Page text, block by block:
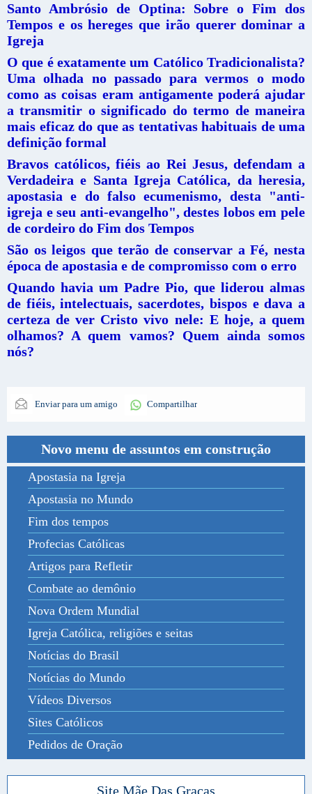
Santo Ambrósio de Optina: Sobre o Fim dos
Tempos e os hereges que irão querer dominar a
Igreja
O que é exatamente um Católico Tradicionalista?
Uma olhada no passado para vermos o modo
como as coisas eram antigamente poderá ajudar
a transmitir o significado do termo de maneira
mais eficaz do que as tentativas habituais de uma
definição formal
Bravos católicos, fiéis ao Rei Jesus, defendam a
Verdadeira e Santa Igreja Católica, da heresia,
apostasia e do falso ecumenismo, desta "anti-
igreja e seu anti-evangelho", destes lobos em pele
de cordeiro do Fim dos Tempos
São os leigos que terão de conservar a Fé, nesta
época de apostasia e de compromisso com o erro
Quando havia um Padre Pio, que liderou almas
de fiéis, intelectuais, sacerdotes, bispos e dava a
certeza de ver Cristo vivo nele: E hoje, a quem
olhamos? A quem vamos? Quem ainda somos
nós?
Enviar para um amigo Compartilhar
Novo menu de assuntos em construção
Apostasia na Igreja
Apostasia no Mundo
Fim dos tempos
Profecias Católicas
Artigos para Refletir
Combate ao demônio
Nova Ordem Mundial
Igreja Católica, religiões e seitas
Notícias do Brasil
Notícias do Mundo
Vídeos Diversos
Sites Católicos
Pedidos de Oração
Site Mãe Das Graças